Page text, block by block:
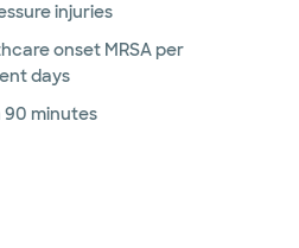
injuries
onset MRSA per
days
90 minutes